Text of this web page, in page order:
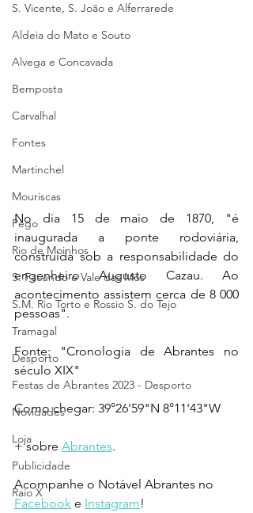
S. Vicente, S. João e Alferrarede
Aldeia do Mato e Souto
Alvega e Concavada
Bemposta
Carvalhal
Fontes
Martinchel
Mouriscas
Pego
Rio de Moinhos
S. Facundo e Vale das Mós
S.M. Rio Torto e Rossio S. do Tejo
Tramagal
Desporto
Festas de Abrantes 2023 - Desporto
Novidades
Loja
Publicidade
Raio X
No dia 15 de maio de 1870, "é
inaugurada a ponte rodoviária,
construída sob a responsabilidade do
engenheiro Augusto Cazau. Ao
acontecimento assistem cerca de 8 000
pessoas".
Fonte: "Cronologia de Abrantes no
século XIX"
Como chegar: 39°26'59"N 8°11'43"W
+ sobre Abrantes.
Acompanhe o Notável Abrantes no
Facebook e Instagram!